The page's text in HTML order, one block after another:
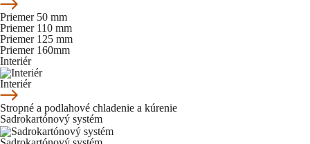
Priemer 50 mm
Priemer 110 mm
Priemer 125 mm
Priemer 160mm
Interiér
Interiér
Stropné a podlahové chladenie a kúrenie
Sadrokartónový systém